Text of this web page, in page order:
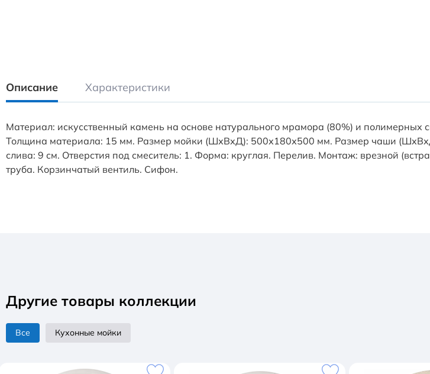
Описание Характеристики
Материал: искусственный камень на основе натурального мрамора (80%) и полимерных
Толщина материала: 15 мм. Размер мойки (ШхВхД): 500х180х500 мм. Размер чаши
слива: 9 см. Отверстия под смеситель: 1. Форма: круглая. Перелив. Монтаж: врезной
труба. Корзинчатый вентиль. Сифон.
Другие товары коллекции
Все Кухонные мойки